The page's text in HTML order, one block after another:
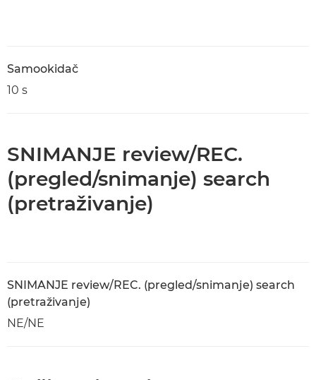
Samookidač
10 s
SNIMANJE review/REC.
(pregled/snimanje) search
(pretraživanje)
SNIMANJE review/REC. (pregled/snimanje) search
(pretraživanje)
NE/NE